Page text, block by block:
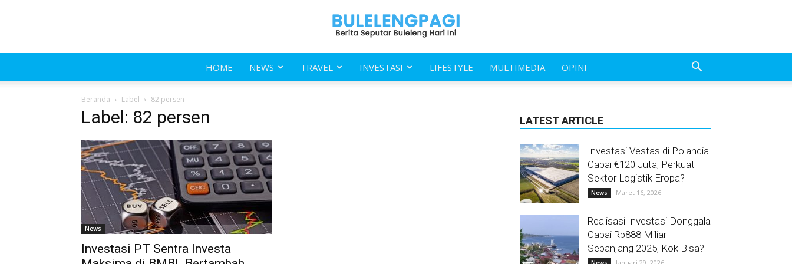
HOME NEWS TRAVEL INVESTASI LIFESTYLE MULTIMEDIA OPINI
Beranda Label 82 persen
Label: 82 persen
News
Investasi PT Sentra Investa
LATEST ARTICLE
Investasi Vestas di Polandia
Capai €120 Juta, Perkuat
Sektor Logistik Eropa?
News Maret 16, 2026
Realisasi Investasi Donggala
Capai Rp888 Miliar
Sepanjang 2025, Kok Bisa?